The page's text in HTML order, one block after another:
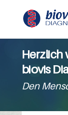
Herzlich
biovis
Den